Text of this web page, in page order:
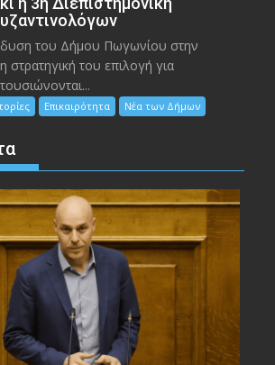
του Δήμου Πωγωνίου στην
στρατηγική του επιλογή για
Επικαιρότητα Νέα των Δήμων